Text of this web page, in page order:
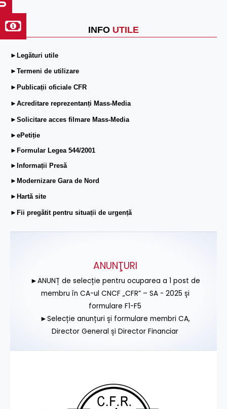
INFO UTILE
►Legături utile
►Termeni de utilizare
►Publicații oficiale CFR
►Acreditare reprezentanți Mass-Media
►Solicitare acces filmare Mass-Media
►ePetiție
►Formular Legea 544/2001
►Informații Presă
►Modernizare Gara de Nord
►Hartă site
►Fii pregătit pentru situații de urgență
ANUNŢURI
►ANUNȚ de selecție pentru ocuparea a 1 post de
membru în CA-ul CNCF „CFR” – SA - 2025 și
formulare F1-F5
►Selecție anunțuri și formulare membri CA,
Director General și Director Financiar